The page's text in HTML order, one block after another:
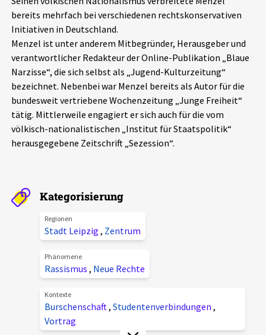
Schlaglichter
Phänomene
Aktuelles
Alle Beiträge
Veranstaltungen
Über uns
Projektbeschreibung
Unterstützer_innen
Spenden
bereits mehrfach bei verschiedenen rechtskonservativen
Initiativen in Deutschland.
Menzel ist unter anderem Mitbegründer, Herausgeber und
verantwortlicher Redakteur der Online-Publikation „Blaue
Narzisse“, die sich selbst als „Jugend-Kulturzeitung“
bezeichnet. Nebenbei war Menzel bereits als Autor für die
bundesweit vertriebene Wochenzeitung „Junge Freiheit“
tätig. Mittlerweile engagiert er sich auch für die vom
völkisch-nationalistischen „Institut für Staatspolitik“
herausgegebene Zeitschrift „Sezession“.
Kategorisierung
Regionen
Stadt Leipzig , Zentrum
Phänomene
Rassismus , Neue Rechte
Kontexte
Burschenschaft, Studentenverbindungen ,
Vortrag